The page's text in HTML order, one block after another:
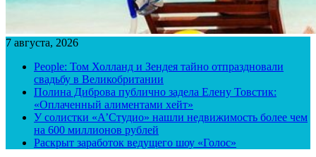
7 августа, 2026
People: Том Холланд и Зендея тайно отпраздновали
свадьбу в Великобритании
Полина Диброва публично задела Елену Товстик:
«Оплаченный алиментами хейт»
У солистки «А’Студио» нашли недвижимость более чем
на 600 миллионов рублей
Раскрыт заработок ведущего шоу «Голос»